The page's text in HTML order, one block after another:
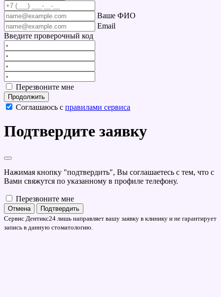
Ваше ФИО
Email
Введите проверочный код
Перезвоните мне
Продолжить
Соглашаюсь с правилами сервиса
Подтвердите заявку
Нажимая кнопку "подтвердить", Вы соглашаетесь с тем, что с
Вами свяжутся по указанному в профиле телефону.
Перезвоните мне
Отмена
Подтвердить
Сервис Дентикс24 лишь направляет вашу заявку в клинику и не гарантирует
запись в данную стоматологию.